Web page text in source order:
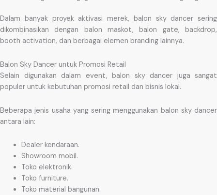
Dalam banyak proyek aktivasi merek, balon sky dancer sering
dikombinasikan dengan balon maskot, balon gate, backdrop,
booth activation, dan berbagai elemen branding lainnya.
Balon Sky Dancer untuk Promosi Retail
Selain digunakan dalam event, balon sky dancer juga sangat
populer untuk kebutuhan promosi retail dan bisnis lokal.
Beberapa jenis usaha yang sering menggunakan balon sky dancer
antara lain:
Dealer kendaraan.
Showroom mobil.
Toko elektronik.
Toko furniture.
Toko material bangunan.